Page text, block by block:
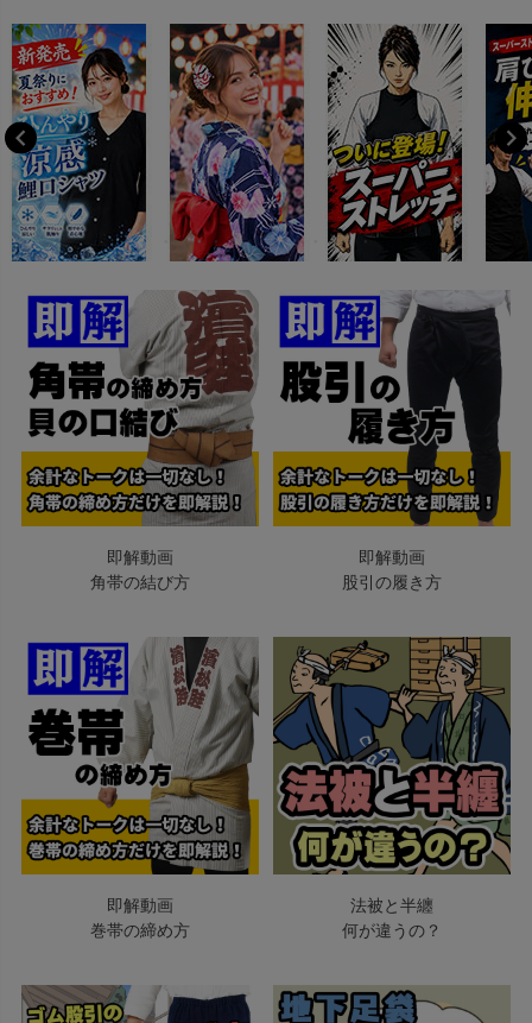
即解動画
角帯の結び方
即解動画
股引の履き方
即解動画
巻帯の締め方
法被と半纏
何が違うの？